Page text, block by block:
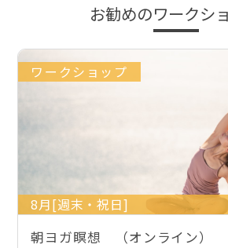
お勧めのワークシ
ワークショップ
8月[週末・祝日]
朝ヨガ瞑想 （オンライン）